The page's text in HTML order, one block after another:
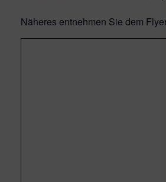
Näheres entnehmen Sie dem